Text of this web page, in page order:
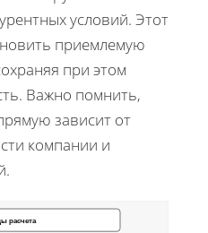
условий. Этот
приемлемую
при этом
Важно помнить,
зависит от
компании и
расчета